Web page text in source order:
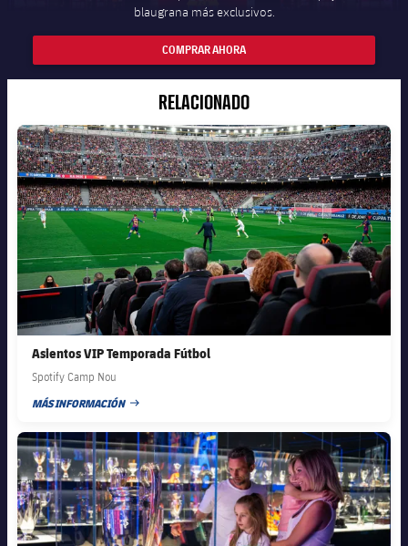
blaugrana más exclusivos.
COMPRAR AHORA
RELACIONADO
FC Barcelona club badge
Asientos VIP Temporada Fútbol
Spotify Camp Nou
MÁS INFORMACIÓN
FECHA DE PUBLICACIÓN
FC Barcelona club badge